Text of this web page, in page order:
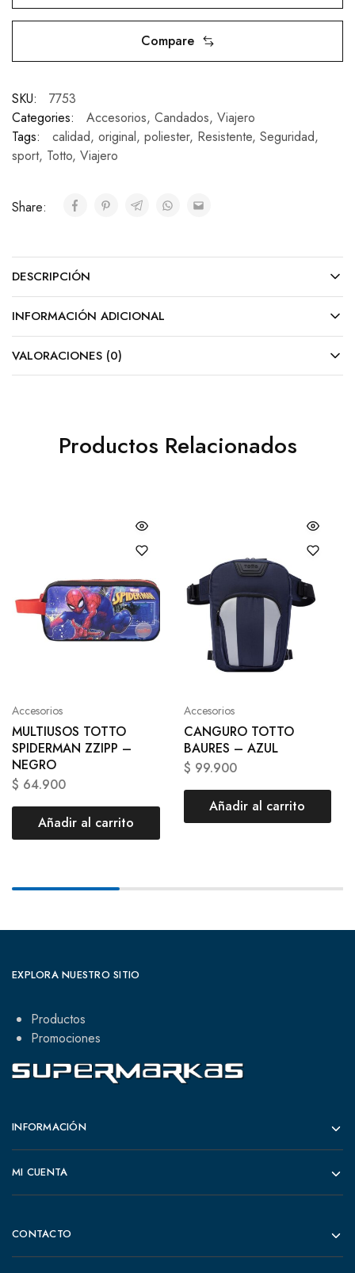
Compare
SKU:
7753
Categories:
Accesorios, Candados, Viajero
Tags:
calidad, original, poliester, Resistente, Seguridad,
sport, Totto, Viajero
Share:
DESCRIPCIÓN
INFORMACIÓN ADICIONAL
VALORACIONES (0)
Productos Relacionados
Accesorios
MULTIUSOS TOTTO
SPIDERMAN ZZIPP –
NEGRO
$ 64.900
Añadir al carrito
Accesorios
CANGURO TOTTO
BAURES – AZUL
$ 99.900
Añadir al carrito
EXPLORA NUESTRO SITIO
Productos
Promociones
INFORMACIÓN
MI CUENTA
CONTACTO